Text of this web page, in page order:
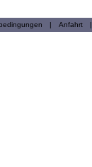
| Anfahrt |